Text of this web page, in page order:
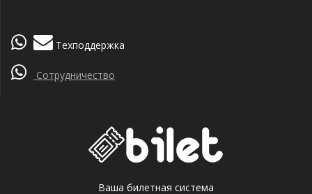
Техподдержка
Сотрудничество
Ваша билетная система